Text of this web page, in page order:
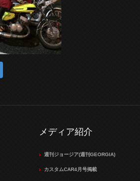
メディア紹介
週刊ジョージア(週刊GEORGIA)
カスタムCAR4月号掲載